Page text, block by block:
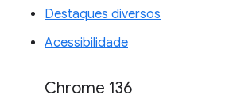
Destaques diversos
Acessibilidade
Chrome 136